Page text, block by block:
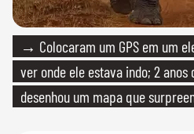
→ Colocaram um GPS em um
ver onde ele estava indo; 2 anos
desenhou um mapa que